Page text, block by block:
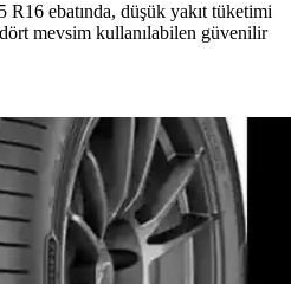
ebatında, düşük yakıt tüketimi
mevsim kullanılabilen güvenilir